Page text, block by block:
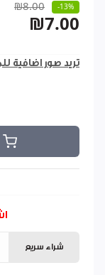
₪8.00 -13%
₪7.00
تريد صور اضافية
شراء سريع